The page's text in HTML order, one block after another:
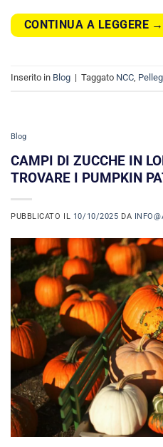
CONTINUA A LEGGERE →
Inserito in Blog | Taggato NCC,
Blog
CAMPI DI ZUCCHE IN
TROVARE I PUMPKIN
PUBBLICATO IL 10/10/2025 DA